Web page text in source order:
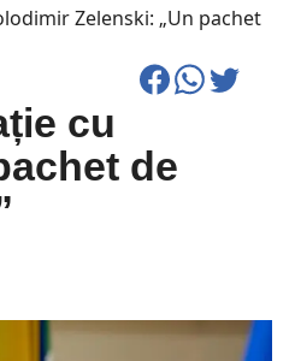
Zelenski: „Un pachet
cu
de